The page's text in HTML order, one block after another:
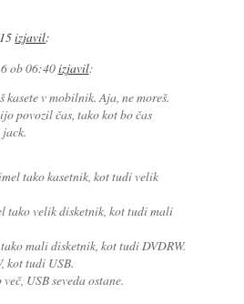
izjavil:
ob 06:40izjavil:
kasete v mobilnik. Aja, ne moreš.
povozil čas, tako kot bo čas
tako kasetnik, kot tudi velik
tako velik disketnik, kot tudi mali
mali disketnik, kot tudi DVDRW.
kot tudi USB.
USB seveda ostane.